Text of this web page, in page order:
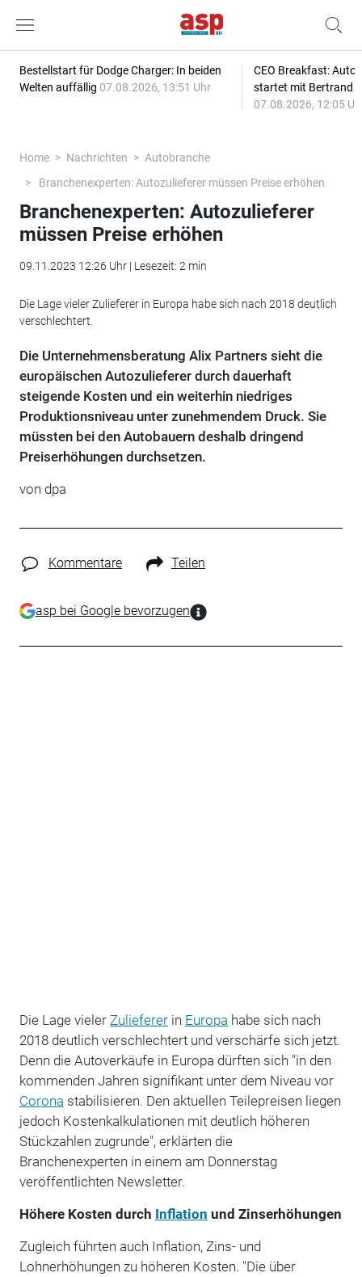
Bestellstart für Dodge Charger: In beiden
Welten auffällig 07.08.2026, 13:51 Uhr
CEO Breakfast:
startet mit Bertrand
07.08.2026, 12:05
Home Nachrichten
Autobranche
Branchenexperten: Autozulieferer müssen Preise erhöhen
Branchenexperten: Autozulieferer
müssen Preise erhöhen
09.11.2023 12:26 Uhr | Lesezeit: 2 min
Die Lage vieler Zulieferer in Europa habe sich nach 2018 deutlich
verschlechtert.
Die Unternehmensberatung Alix Partners sieht die
europäischen Autozulieferer durch dauerhaft
steigende Kosten und ein weiterhin niedriges
Produktionsniveau unter zunehmendem Druck. Sie
müssten bei den Autobauern deshalb dringend
Preiserhöhungen durchsetzen.
von dpa
Kommentare Teilen
asp bei Google bevorzugen
Die Lage vieler Zuliefererin Europa habe sich nach
2018 deutlich verschlechtert und verschärfe sich jetzt.
Denn die Autoverkäufe in Europa dürften sich "in den
kommenden Jahren signifikant unter dem Niveau vor
Corona stabilisieren. Den aktuellen Teilepreisen liegen
jedoch Kostenkalkulationen mit deutlich höheren
Stückzahlen zugrunde", erklärten die
Branchenexperten in einem am Donnerstag
veröffentlichten Newsletter.
Höhere Kosten durch Inflation und Zinserhöhungen
Zugleich führten auch Inflation, Zins- und
Lohnerhöhungen zu höheren Kosten. "Die über